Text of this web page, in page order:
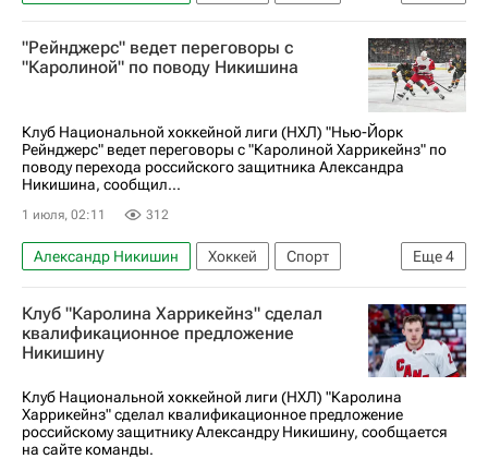
Орел
Каролина Харрикейнз
Сент-Луис Блюз
Нью-Йорк Рейнджерс
"Рейнджерс" ведет переговоры с
"Каролиной" по поводу Никишина
Клуб Национальной хоккейной лиги (НХЛ) "Нью-Йорк
Рейнджерс" ведет переговоры с "Каролиной Харрикейнз" по
поводу перехода российского защитника Александра
Никишина, сообщил...
1 июля, 02:11 312
Еще4
Александр Никишин Хоккей
Спорт
Орел
Нью-Йорк Рейнджерс
Каролина Харрикейнз
Национальная хоккейная лига (НХЛ)
Клуб "Каролина Харрикейнз" сделал
квалификационное предложение
Никишину
Клуб Национальной хоккейной лиги (НХЛ) "Каролина
Харрикейнз" сделал квалификационное предложение
российскому защитнику Александру Никишину, сообщается
на сайте команды.